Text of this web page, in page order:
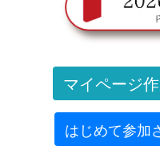
マイページ
はじめて参加